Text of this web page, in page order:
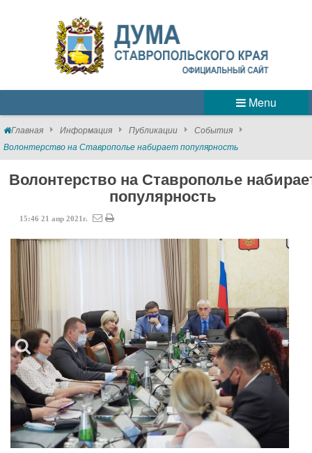
Menu
Главная Информация Публикации
События
Волонтерство на Ставрополье набирает популярность
Волонтерство на Ставрополье
популярность
15:46 21 апр 2021г.